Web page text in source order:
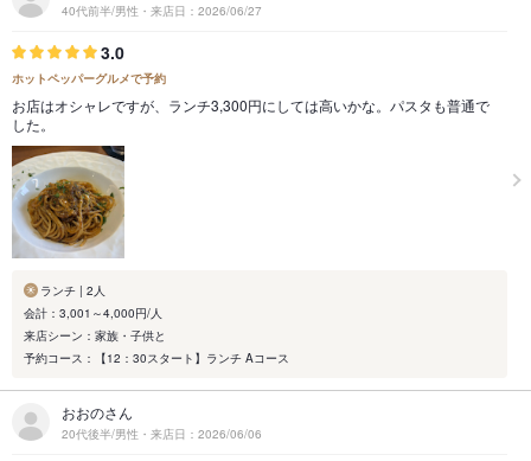
40代前半/男性・来店日：2026/06/27
3.0
ホットペッパーグルメで予約
お店はオシャレですが、ランチ3,300円にしては高いかな。パスタも普通で
した。
ランチ | 2人
会計：3,001～4,000円/人
来店シーン：家族・子供と
予約コース：【12：30スタート】ランチ Aコース
おおのさん
20代後半/男性・来店日：2026/06/06